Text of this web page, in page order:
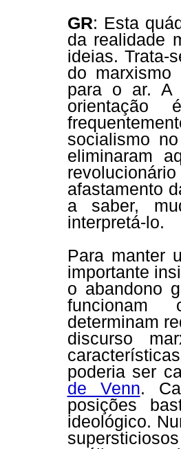
GR: Esta
da realidade
ideias. Trata-
do
para o ar. A
socialismo
eliminaram
afastamento
a saber,
interpretá-lo.
Para manter
importante
o abandono
funcionam
determinam
discurso
poderia ser
de Venn.
posições
ideológico.